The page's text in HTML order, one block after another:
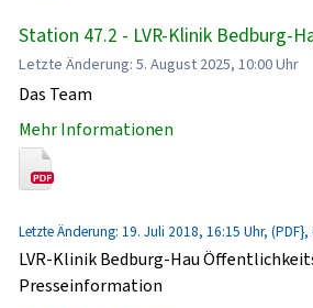
Station 47.2 - LVR-Klinik Bedburg-
Letzte Änderung: 5. August 2025, 10:00 Uhr
Das Team
Mehr Informationen
Letzte Änderung: 19. Juli 2018, 16:15 Uhr, (PDF},
LVR-Klinik Bedburg-Hau
Presseinformation